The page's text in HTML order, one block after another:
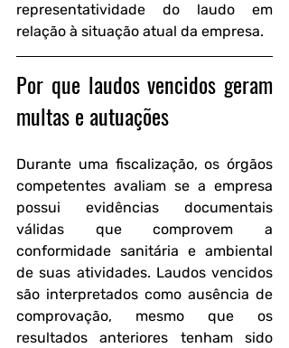
representatividade do laudo em
relação à situação atual da empresa.
Por que laudos vencidos geram
multas e autuações
Durante uma fiscalização, os órgãos
competentes avaliam se a empresa
possui evidências documentais
válidas que comprovem a
conformidade sanitária e ambiental
de suas atividades. Laudos vencidos
são interpretados como ausência de
comprovação, mesmo que os
resultados anteriores tenham sido